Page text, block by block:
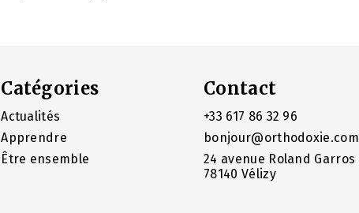
Catégories
Actualités
Apprendre
Être ensemble
Contact
+33 617 86 32 96
bonjour@orthodoxie.com
24 avenue Roland Garros
78140 Vélizy